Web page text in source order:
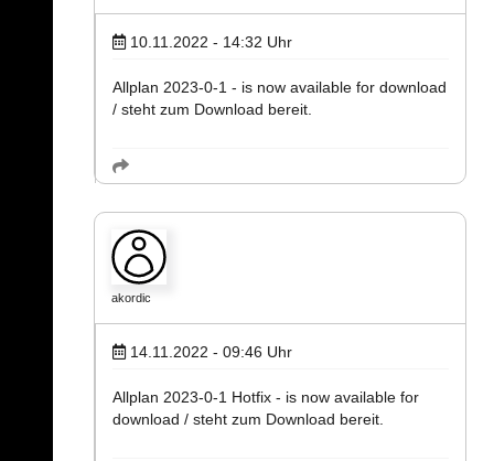
10.11.2022 - 14:32 Uhr
Allplan 2023-0-1 - is now available for download
/ steht zum Download bereit.
akordic
14.11.2022 - 09:46 Uhr
Allplan 2023-0-1 Hotfix - is now available for
download / steht zum Download bereit.